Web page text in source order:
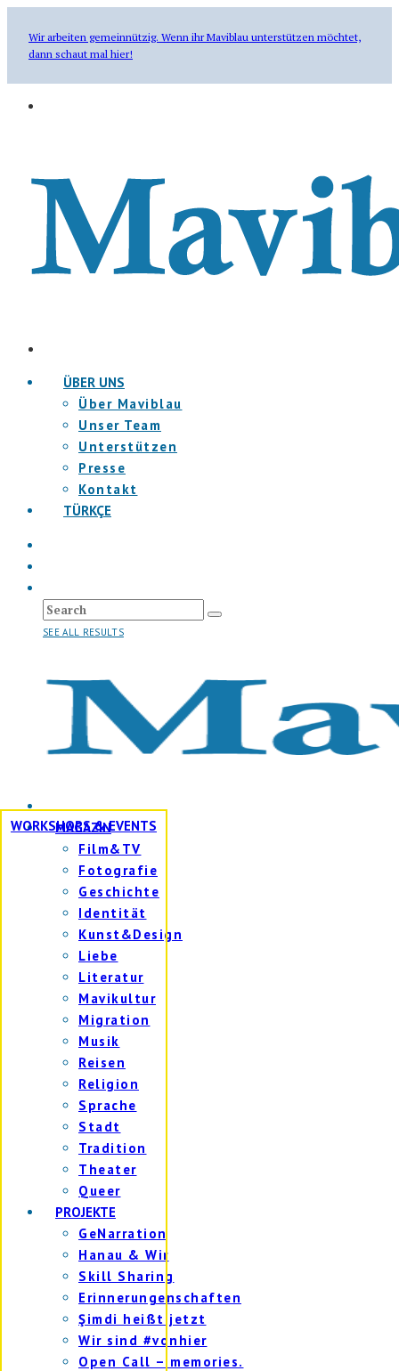
Wir arbeiten gemeinnützig. Wenn ihr Maviblau unterstützen möchtet,
dann schaut mal hier!
ÜBER UNS
Über Maviblau
Unser Team
Unterstützen
Presse
Kontakt
TÜRKÇE
SEE ALL RESULTS
WORKSHOPS & EVENTS
MAGAZIN
Film&TV
Fotografie
Geschichte
Identität
Kunst&Design
Liebe
Literatur
Mavikultur
Migration
Musik
Reisen
Religion
Sprache
Stadt
Tradition
Theater
Queer
PROJEKTE
GeNarration
Hanau & Wir
Skill Sharing
Erinnerungenschaften
Şimdi heißt jetzt
Wir sind #vonhier
Open Call – memories.